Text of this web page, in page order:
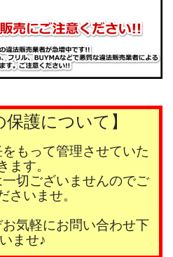
保護について】
もって管理させていた
ます。
切ございませんのでご
さいませ。
気軽にお問い合わせ下
ませ♪